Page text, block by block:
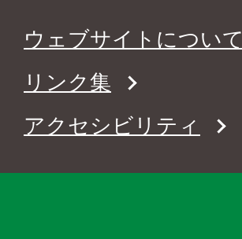
ウェブサイトについて
リンク集
アクセシビリティ